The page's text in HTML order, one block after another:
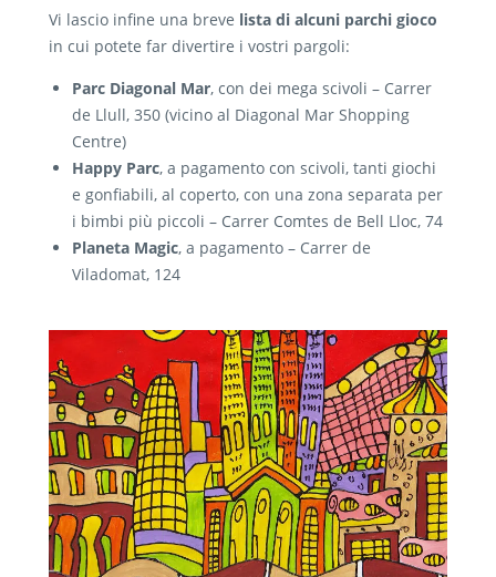
Vi lascio infine una breve lista di alcuni parchi gioco
in cui potete far divertire i vostri pargoli:
Parc Diagonal Mar, con dei mega scivoli – Carrer
de Llull, 350 (vicino al Diagonal Mar Shopping
Centre)
Happy Parc, a pagamento con scivoli, tanti giochi
e gonfiabili, al coperto, con una zona separata per
i bimbi più piccoli – Carrer Comtes de Bell Lloc, 74
Planeta Magic, a pagamento – Carrer de
Viladomat, 124